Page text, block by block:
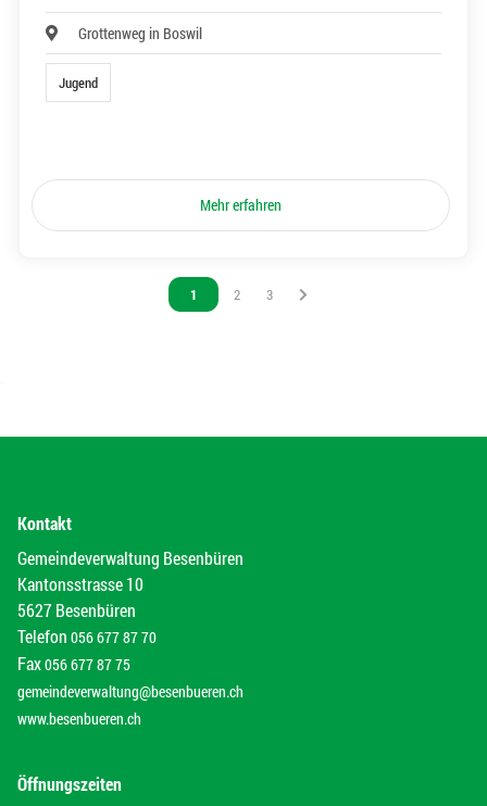
Grottenweg in Boswil
Jugend
Mehr erfahren
Vous êtes sur la page
1 Vous êtes sur la page
2 Vous êtes sur la page
3
Kontakt
Gemeindeverwaltung Besenbüren
Kantonsstrasse 10
5627 Besenbüren
Telefon 056 677 87 70
Fax056 677 87 75
gemeindeverwaltung@besenbueren.ch
www.besenbueren.ch
Öffnungszeiten